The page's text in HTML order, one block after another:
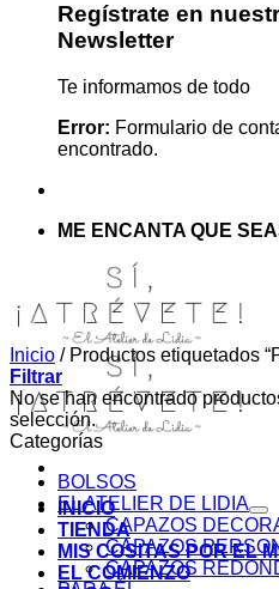
Regístrate en
Newsletter
Te informamos de todo
Error: Formulario de
encontrado.
ME ENCANTA QUE
INICIO
TIENDA
MIS COSITAS POR EL
EL COMIENZO
Inicio /Productos etiquetados
Filtrar
No se han encontrado
selección.
Categorías
BOLSOS
EL ATELIER DE LIDIA
CAPAZOS
CAPAZOS
CAPAZOS